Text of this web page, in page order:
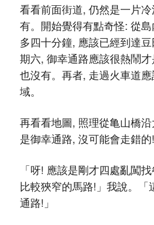
看看前面街道, 仍然是一片
有。開始覺得有點奇怪: 從
多四十分鐘, 應該已經到達
期六, 御幸通路應該很熱鬧
也沒有。再者, 走過火車道
域。
再看看地圖, 照理從亀山橋
是御幸通路, 沒可能會走錯的!
「呀! 應該是剛才四處亂闖
比較狹窄的馬路!」我說。「
通路!」